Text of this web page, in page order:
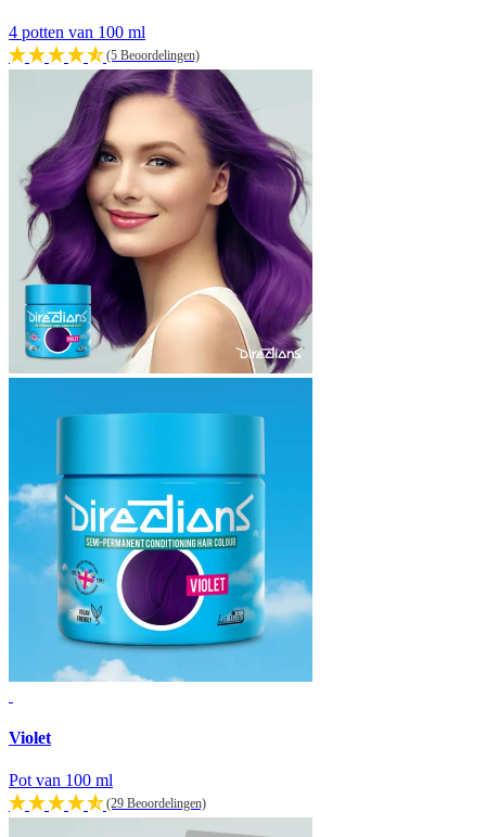
4 potten van 100 ml
(5 Beoordelingen)
Violet
Pot van 100 ml
(29 Beoordelingen)